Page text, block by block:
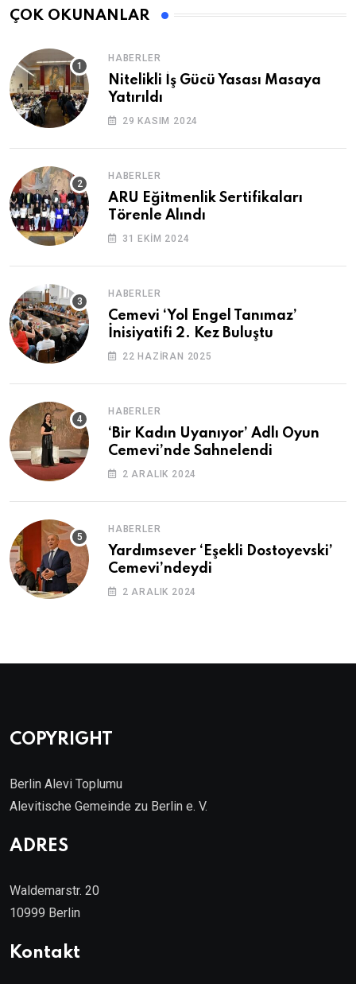
ÇOK OKUNANLAR
HABERLER
Nitelikli İş Gücü Yasası Masaya
Yatırıldı
29 KASIM 2024
HABERLER
ARU Eğitmenlik Sertifikaları
Törenle Alındı
31 EKIM 2024
HABERLER
Cemevi ‘Yol Engel Tanımaz’
İnisiyatifi 2. Kez Buluştu
22 HAZIRAN 2025
HABERLER
‘Bir Kadın Uyanıyor’ Adlı Oyun
Cemevi’nde Sahnelendi
2 ARALIK 2024
HABERLER
Yardımsever ‘Eşekli Dostoyevski’
Cemevi’ndeydi
2 ARALIK 2024
COPYRIGHT
Berlin Alevi Toplumu
Alevitische Gemeinde zu Berlin e. V.
ADRES
Waldemarstr. 20
10999 Berlin
Kontakt